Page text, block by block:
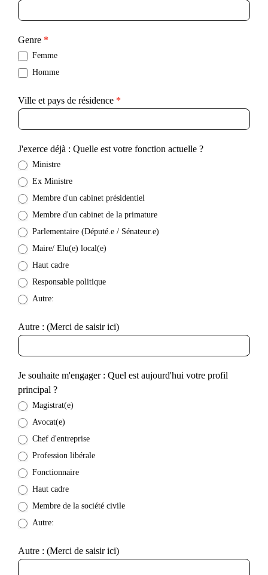
Genre *
Femme
Homme
Ville et pays de résidence *
J'exerce déjà : Quelle est votre fonction actuelle ?
Ministre
Ex Ministre
Membre d'un cabinet présidentiel
Membre d'un cabinet de la primature
Parlementaire (Député.e / Sénateur.e)
Maire/ Elu(e) local(e)
Haut cadre
Responsable politique
Autre:
Autre : (Merci de saisir ici)
Je souhaite m'engager : Quel est aujourd'hui votre profil
principal ?
Magistrat(e)
Avocat(e)
Chef d'entreprise
Profession libérale
Fonctionnaire
Haut cadre
Membre de la société civile
Autre:
Autre : (Merci de saisir ici)